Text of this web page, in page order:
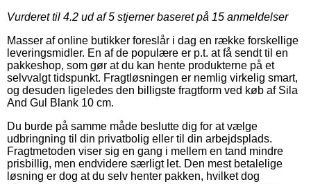
Vurderet til 4.2 ud af 5 stjerner baseret på 15 anmeldelser
Masser af online butikker foreslår i dag en række forskellige
leveringsmidler. En af de populære er p.t. at få sendt til en
pakkeshop, som gør at du kan hente produkterne på et
selvvalgt tidspunkt. Fragtløsningen er nemlig virkelig smart,
og desuden ligeledes den billigste fragtform ved køb af Sila
And Gul Blank 10 cm.
Du burde på samme måde beslutte dig for at vælge
udbringning til din privatbolig eller til din arbejdsplads.
Fragtmetoden viser sig en gang i mellem en tand mindre
prisbillig, men endvidere særligt let. Den mest betalelige
løsning er dog at du selv henter pakken, hvilket dog